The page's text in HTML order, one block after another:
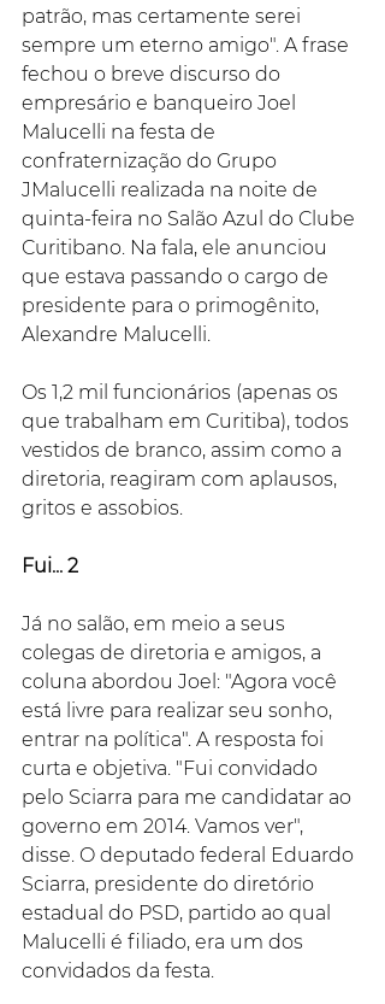
patrão, mas certamente serei
sempre um eterno amigo". A frase
fechou o breve discurso do
empresário e banqueiro Joel
Malucelli na festa de
confraternização do Grupo
JMalucelli realizada na noite de
quinta-feira no Salão Azul do Clube
Curitibano. Na fala, ele anunciou
que estava passando o cargo de
presidente para o primogênito,
Alexandre Malucelli.
Os 1,2 mil funcionários (apenas os
que trabalham em Curitiba), todos
vestidos de branco, assim como a
diretoria, reagiram com aplausos,
gritos e assobios.
Fui... 2
Já no salão, em meio a seus
colegas de diretoria e amigos, a
coluna abordou Joel: "Agora você
está livre para realizar seu sonho,
entrar na política". A resposta foi
curta e objetiva. "Fui convidado
pelo Sciarra para me candidatar ao
governo em 2014. Vamos ver",
disse. O deputado federal Eduardo
Sciarra, presidente do diretório
estadual do PSD, partido ao qual
Malucelli é filiado, era um dos
convidados da festa.